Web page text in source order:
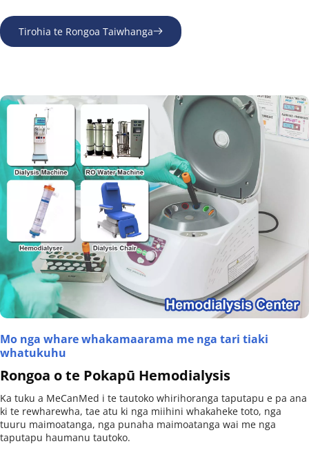
Tirohia te Rongoa Taiwhanga
Mo nga whare whakamaarama me nga tari tiaki
whatukuhu
Rongoa o te Pokapū Hemodialysis
Ka tuku a MeCanMed i te tautoko whirihoranga taputapu e pa ana
ki te rewharewha, tae atu ki nga miihini whakaheke toto, nga
tuuru maimoatanga, nga punaha maimoatanga wai me nga
taputapu haumanu tautoko.